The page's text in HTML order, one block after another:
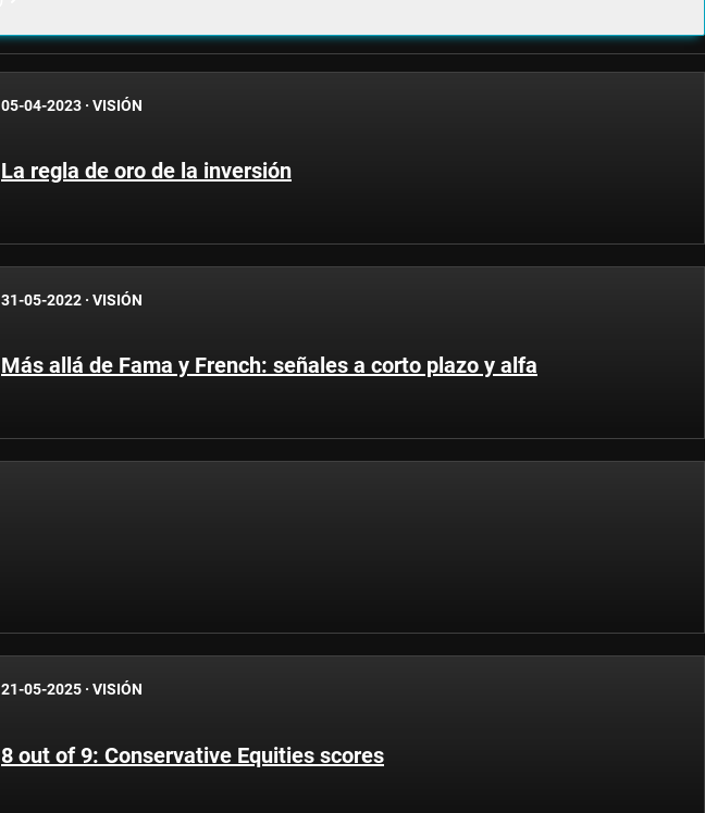
05-04-2023 · VISIÓN
La regla de oro de la inversión
31-05-2022 · VISIÓN
Más allá de Fama y French: señales a corto plazo y alfa
21-05-2025 · VISIÓN
8 out of 9: Conservative Equities scores